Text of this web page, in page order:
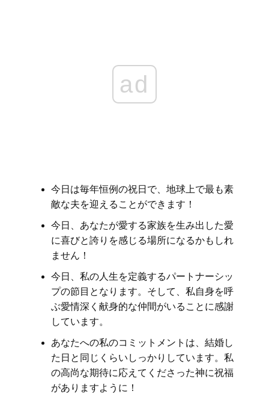
ad
今日は毎年恒例の祝日で、地球上で最も素
敵な夫を迎えることができます！
今日、あなたが愛する家族を生み出した愛
に喜びと誇りを感じる場所になるかもしれ
ません！
今日、私の人生を定義するパートナーシッ
プの節目となります。そして、私自身を呼
ぶ愛情深く献身的な仲間がいることに感謝
しています。
あなたへの私のコミットメントは、結婚し
た日と同じくらいしっかりしています。私
の高尚な期待に応えてくださった神に祝福
がありますように！